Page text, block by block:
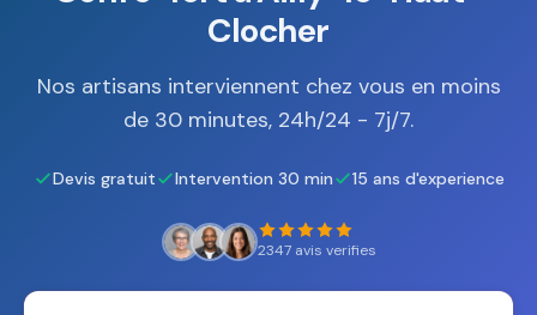
Clocher
Nos artisans interviennent chez vous en moins
de 30 minutes, 24h/24 - 7j/7.
Devis gratuit Intervention 30 min 15 ans d'experience
2347 avis verifies